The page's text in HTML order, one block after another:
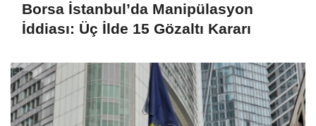
Borsa İstanbul’da Manipülasyon
İddiası: Üç İlde 15 Gözaltı Kararı